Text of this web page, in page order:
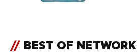
beach bar
// BEST OF NETWORK